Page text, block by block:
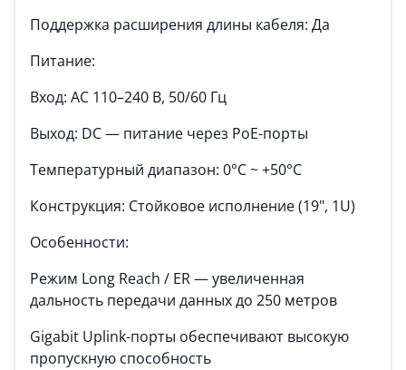
Поддержка расширения длины кабеля: Да
Питание:
Вход: AC 110–240 В, 50/60 Гц
Выход: DC — питание через PoE-порты
Температурный диапазон: 0°C ~ +50°C
Конструкция: Стойковое исполнение (19", 1U)
Особенности:
Режим Long Reach / ER — увеличенная
дальность передачи данных до 250 метров
Gigabit Uplink-порты обеспечивают высокую
пропускную способность